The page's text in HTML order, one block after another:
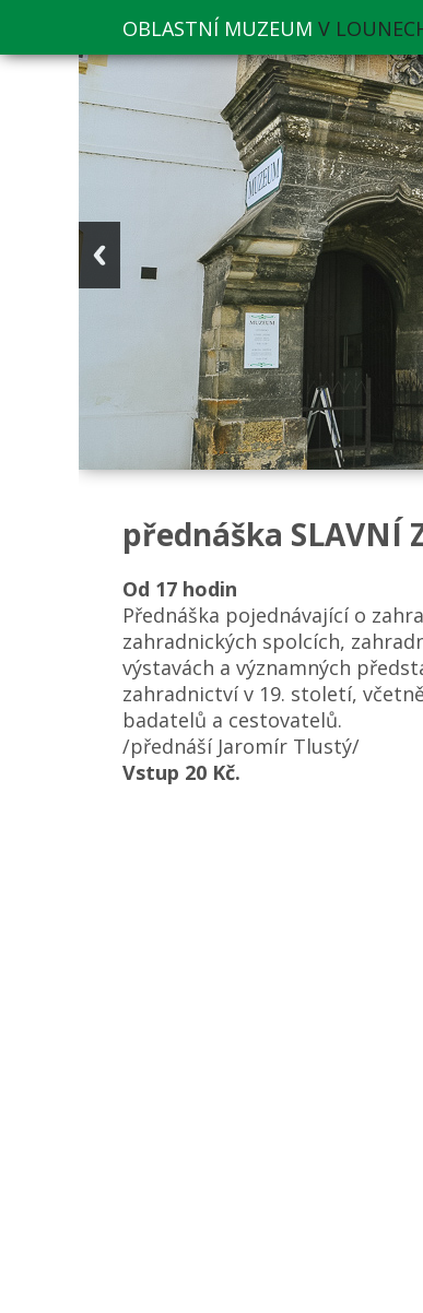
OBLASTNÍ MUZEUM V
přednáška SLAVNÍ
Od 17 hodin
Přednáška pojednávající o
zahradnických spolcích,
výstavách a významných
zahradnictví v 19. století,
badatelů a cestovatelů.
/přednáší Jaromír Tlustý/
Vstup 20 Kč.